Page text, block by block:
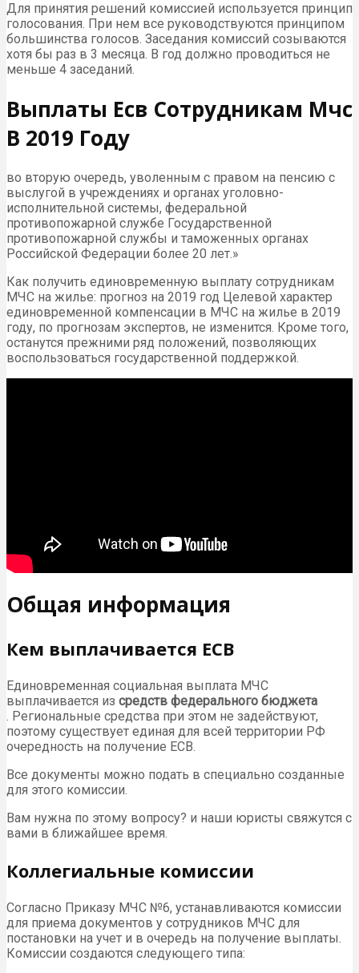
Для принятия решений комиссией используется принцип
голосования. При нем все руководствуются принципом
большинства голосов. Заседания комиссий созываются
хотя бы раз в 3 месяца. В год должно проводиться не
меньше 4 заседаний.
Выплаты Есв Сотрудникам Мчс
В 2019 Году
во вторую очередь, уволенным с правом на пенсию с
выслугой в учреждениях и органах уголовно-
исполнительной системы, федеральной
противопожарной службе Государственной
противопожарной службы и таможенных органах
Российской Федерации более 20 лет.»
Как получить единовременную выплату сотрудникам
МЧС на жилье: прогноз на 2019 год Целевой характер
единовременной компенсации в МЧС на жилье в 2019
году, по прогнозам экспертов, не изменится. Кроме того,
останутся прежними ряд положений, позволяющих
воспользоваться государственной поддержкой.
Общая информация
Кем выплачивается ЕСВ
Единовременная социальная выплата МЧС
выплачивается из средств федерального бюджета
. Региональные средства при этом не задействуют,
поэтому существует единая для всей территории РФ
очередность на получение ЕСВ.
Все документы можно подать в специально созданные
для этого комиссии.
Вам нужна по этому вопросу? и наши юристы свяжутся с
вами в ближайшее время.
Коллегиальные комиссии
Согласно Приказу МЧС №6, устанавливаются комиссии
для приема документов у сотрудников МЧС для
постановки на учет и в очередь на получение выплаты.
Комиссии создаются следующего типа: